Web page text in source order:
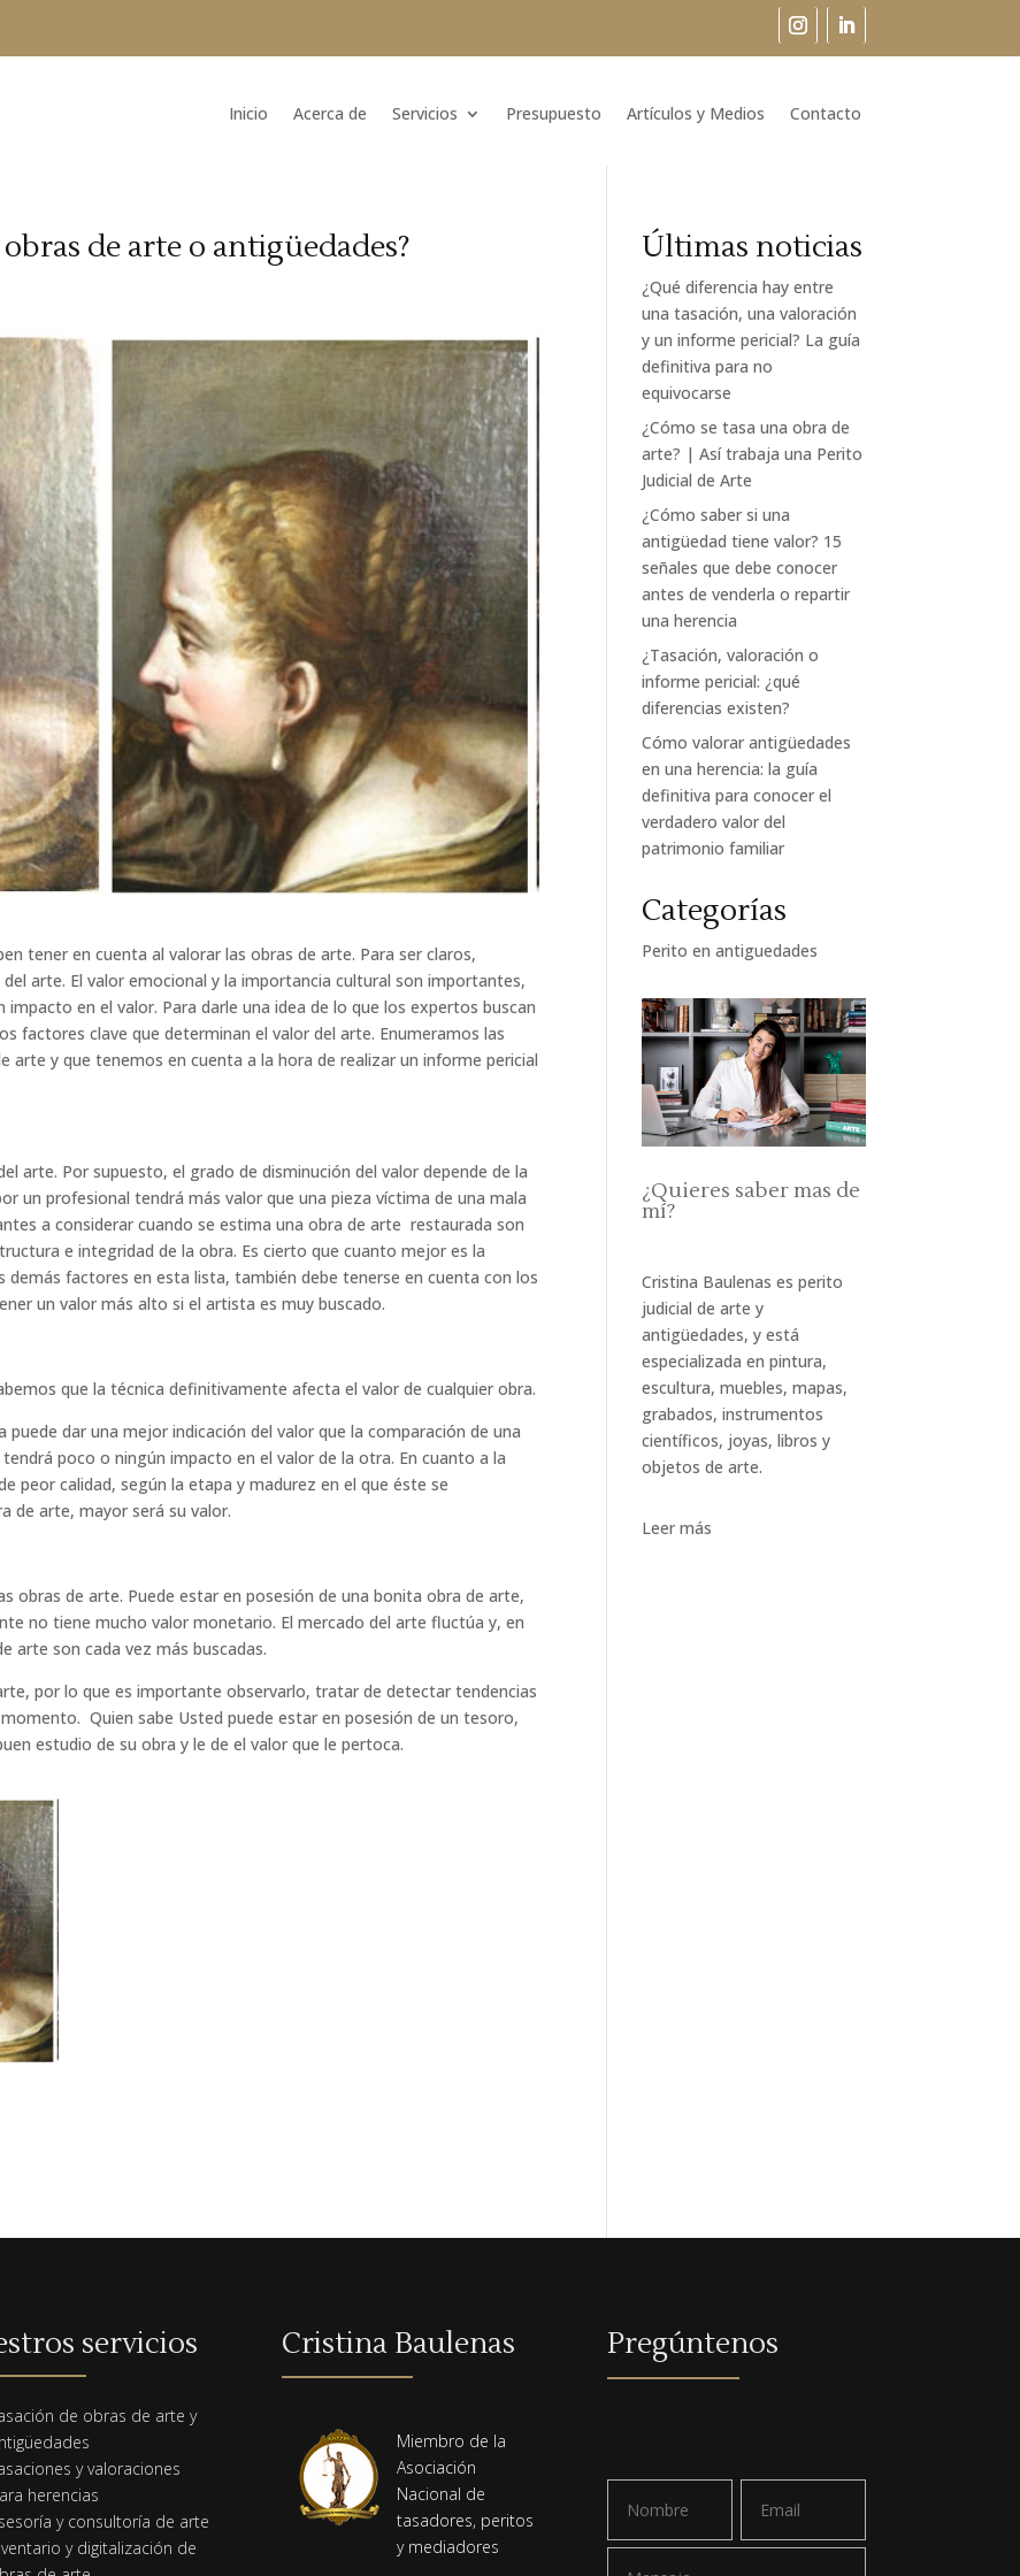
Inicio Acerca de Servicios Presupuesto Artículos y Medios Contacto
de arte o antigüedades?
tener en cuenta al valorar las obras de arte. Para ser claros,
arte. El valor emocional y la importancia cultural son importantes,
en el valor. Para darle una idea de lo que los expertos buscan
factores clave que determinan el valor del arte. Enumeramos las
arte y que tenemos en cuenta a la hora de realizar un informe pericial
arte. Por supuesto, el grado de disminución del valor depende de la
un profesional tendrá más valor que una pieza víctima de una mala
a considerar cuando se estima una obra de arte restaurada son
e integridad de la obra. Es cierto que cuanto mejor es la
factores en esta lista, también debe tenerse en cuenta con los
un valor más alto si el artista es muy buscado.
que la técnica definitivamente afecta el valor de cualquier obra.
dar una mejor indicación del valor que la comparación de una
poco o ningún impacto en el valor de la otra. En cuanto a la
peor calidad, según la etapa y madurez en el que éste se
de arte, mayor será su valor.
obras de arte. Puede estar en posesión de una bonita obra de arte,
no tiene mucho valor monetario. El mercado del arte fluctúa y, en
arte son cada vez más buscadas.
por lo que es importante observarlo, tratar de detectar tendencias
Quien sabe Usted puede estar en posesión de un tesoro,
estudio de su obra y le de el valor que le pertoca.
Últimas noticias
¿Qué diferencia hay entre
una tasación, una valoración
y un informe pericial? La guía
definitiva para no
equivocarse
¿Cómo se tasa una obra de
arte? | Así trabaja una Perito
Judicial de Arte
¿Cómo saber si una
antigüedad tiene valor? 15
señales que debe conocer
antes de venderla o repartir
una herencia
¿Tasación, valoración o
informe pericial: ¿qué
diferencias existen?
Cómo valorar antigüedades
en una herencia: la guía
definitiva para conocer el
verdadero valor del
patrimonio familiar
Categorías
Perito en antiguedades
¿Quieres saber mas de
mí?
Cristina Baulenas es perito
judicial de arte y
antigüedades, y está
especializada en pintura,
escultura, muebles, mapas,
grabados, instrumentos
científicos, joyas, libros y
objetos de arte.
Leer más
servicios
de obras de arte y
y valoraciones
herencias
y consultoría de arte
y digitalización de
Cristina Baulenas
Miembro de la
Asociación
Nacional de
tasadores, peritos
y mediadores
Pregúntenos